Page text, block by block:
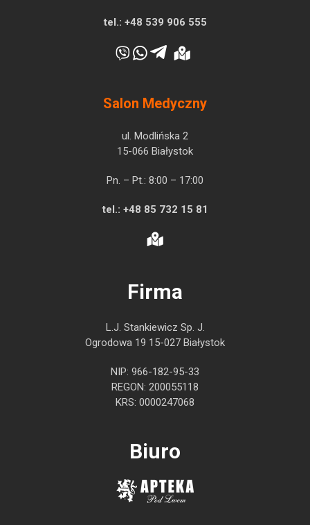
tel.: +48 539 906 555
Salon Medyczny
ul. Modlińska 2
15-066 Białystok
Pn. – Pt.: 8:00 – 17:00
tel.: +48 85 732 15 81
Firma
L.J. Stankiewicz Sp. J.
Ogrodowa 19 15-027 Białystok
NIP: 966-182-95-33
REGON: 200055118
KRS: 0000247068
Biuro